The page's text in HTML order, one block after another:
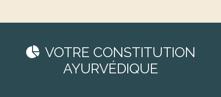
VOTRE CONSTITUTION
AYURVÉDIQUE